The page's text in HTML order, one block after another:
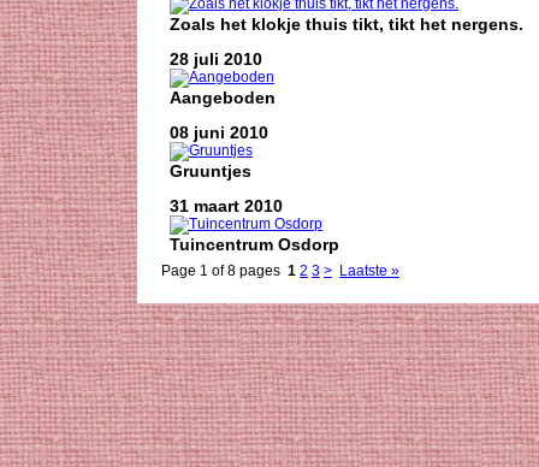
Zoals het klokje thuis tikt, tikt het nergens.
28 juli 2010
Aangeboden
08 juni 2010
Gruuntjes
31 maart 2010
Tuincentrum Osdorp
Page 1 of 8 pages 1 2 3 > Laatste »